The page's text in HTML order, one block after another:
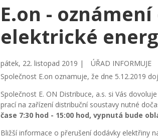
E.on -
elektrické
pátek, 22. listopad 2019 |
ÚŘAD INFORMUJE
Společnost E.on oznamuje, že dne 5.12.2019
Společnost E. ON Distribuce, a.s. si Vás
prací na zařízení distribuční soustavy nutné
čase 7:30 hod - 15:00 hod, vypnutá bude
Bližší informace o přerušení dodávky elektřiny